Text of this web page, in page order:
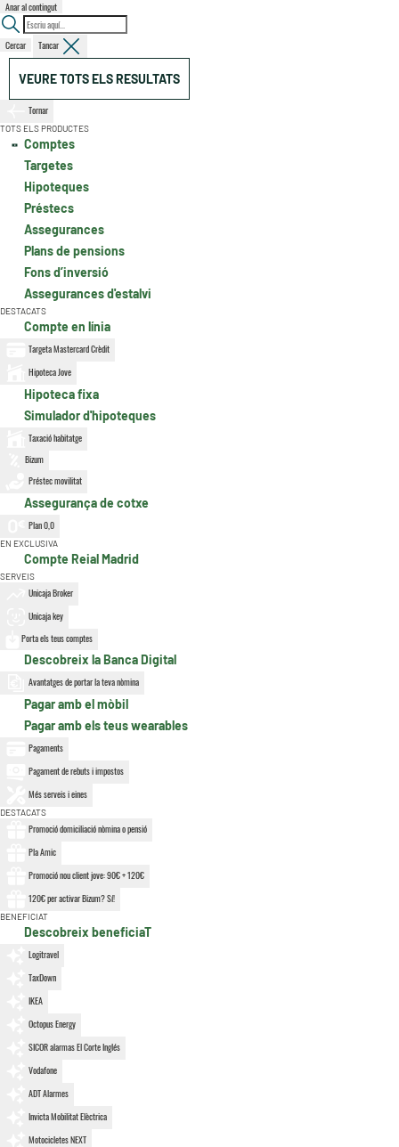
Anar al contingut
Cercar Tancar
VEURE TOTS ELS RESULTATS
Tornar
TOTS ELS PRODUCTES
Comptes
Targetes
Hipoteques
Préstecs
Assegurances
Plans de pensions
Fons d’inversió
Assegurances d'estalvi
DESTACATS
Compte en línia
Targeta Mastercard Crèdit
Hipoteca Jove
Hipoteca fixa
Simulador d'hipoteques
Taxació habitatge
Bizum
Préstec movilitat
Assegurança de cotxe
Plan 0,0
EN EXCLUSIVA
Compte Reial Madrid
SERVEIS
Unicaja Broker
Unicaja key
Porta els teus comptes
Descobreix la Banca Digital
Avantatges de portar la teva nòmina
Pagar amb el mòbil
Pagar amb els teus wearables
Pagaments
Pagament de rebuts i impostos
Més serveis i eines
DESTACATS
Promoció domiciliació nòmina o pensió
Pla Amic
Promoció nou client jove: 90€ + 120€
120€ per activar Bizum? Sí!
BENEFICIAT
Descobreix beneficiaT
Logitravel
TaxDown
IKEA
Octopus Energy
SICOR alarmas El Corte Inglés
Vodafone
ADT Alarmes
Invicta Mobilitat Elèctrica
Motocicletes NEXT